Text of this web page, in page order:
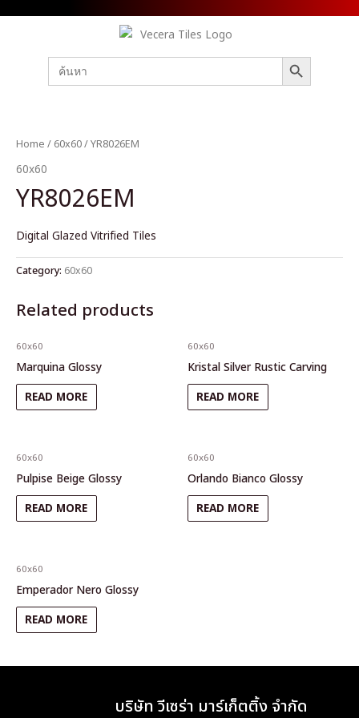
Search
for:
SEARCH BUTTON
Home / 60x60/ YR8026EM
60x60
YR8026EM
Digital Glazed Vitrified Tiles
Category: 60x60
Related products
60x60
Marquina Glossy
READ MORE
60x60
Kristal Silver Rustic Carving
READ MORE
60x60
Pulpise Beige Glossy
READ MORE
60x60
Orlando Bianco Glossy
READ MORE
60x60
Emperador Nero Glossy
READ MORE
บริษัท วีเซร่า มาร์เก็ตติ้ง จำกัด